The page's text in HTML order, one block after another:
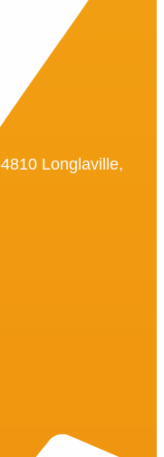
Longlaville,